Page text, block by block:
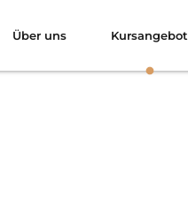
Über uns Kursangebot